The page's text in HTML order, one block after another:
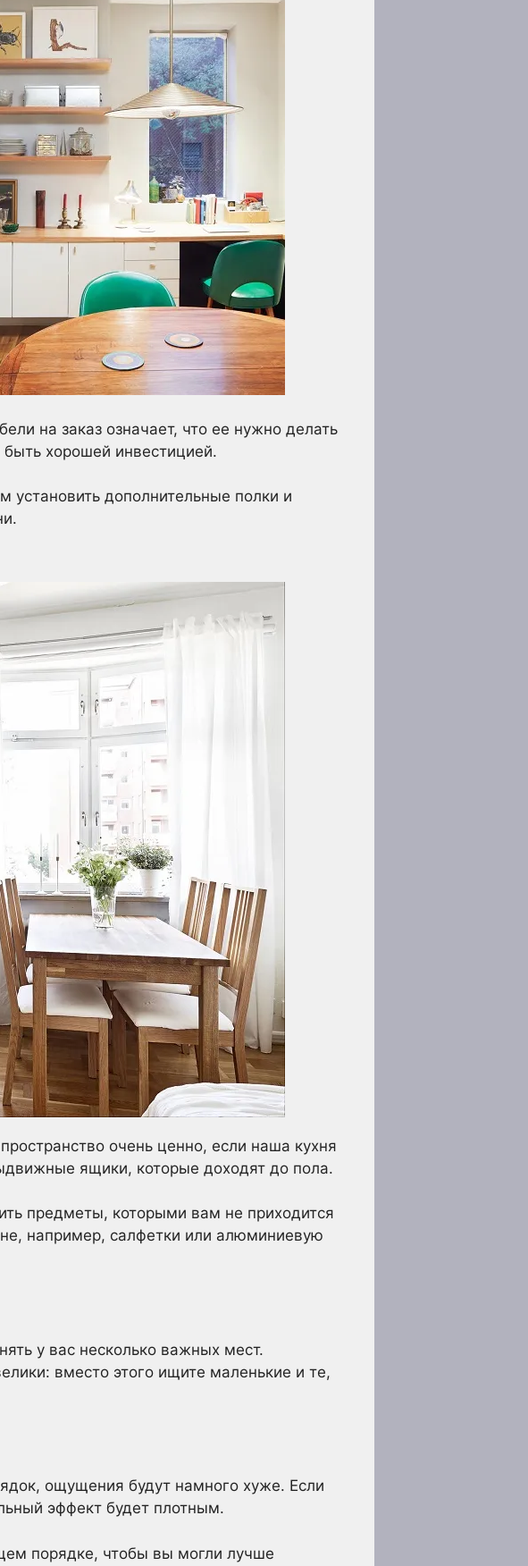
на заказ означает, что ее нужно делать
хорошей инвестицией.
дополнительные полки и
очень ценно, если наша кухня
ящики, которые доходят до пола.
предметы, которыми вам не приходится
например, салфетки или алюминиевую
у вас несколько важных мест.
вместо этого ищите маленькие и те,
ощущения будут намного хуже. Если
эффект будет плотным.
порядке, чтобы вы могли лучше